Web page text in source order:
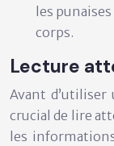
les
corps.
Lecture
Avant
crucial de lire
les